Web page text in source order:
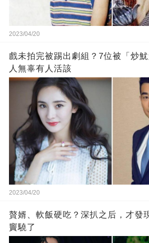
2023/04/20
戲未拍完被踢出劇組？7位被「炒
人無辜有人活該
2023/04/20
贅婿、軟飯硬吃？深扒之后，才發
竇驍了